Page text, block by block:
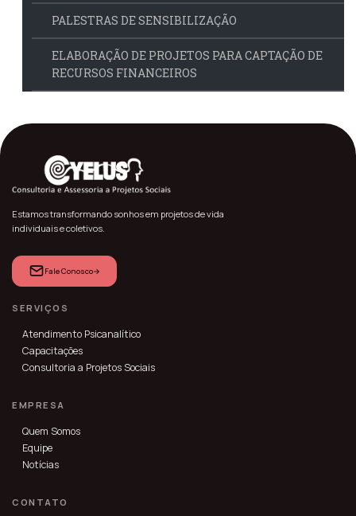
PALESTRAS DE SENSIBILIZAÇÃO
ELABORAÇÃO DE PROJETOS PARA CAPTAÇÃO DE
RECURSOS FINANCEIROS
Estamos transformando sonhos em projetos de vida
individuais e coletivos.
Fale Conosco→
SERVIÇOS
Atendimento Psicanalítico
Capacitações
Consultoria a Projetos Sociais
EMPRESA
Quem Somos
Equipe
Notícias
CONTATO